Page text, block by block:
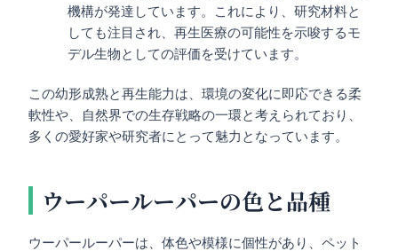
機構が発達しています。これにより、研究材料と
しても注目され、再生医療の可能性を示唆するモ
デル生物としての評価を受けています。
この幼形成熟と再生能力は、環境の変化に即応できる柔
軟性や、自然界での生存戦略の一環と考えられており、
多くの愛好家や研究者にとって魅力となっています。
ウーパールーパーの色と品種
ウーパールーパーは、体色や模様に個性があり、ペット